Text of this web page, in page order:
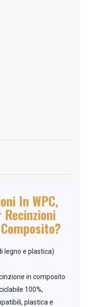
In WPC,
legno e plastica)
in composito
100%,
plastica e